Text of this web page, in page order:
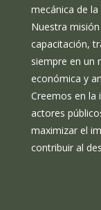
mecánica de la
Nuestra
capacitación,
siempre en un
económica y
Creemos en la
actores
maximizar el
contribuir al